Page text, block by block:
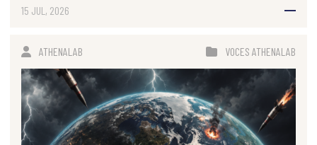
15 JUL, 2026
ATHENALAB VOCES ATHENALAB